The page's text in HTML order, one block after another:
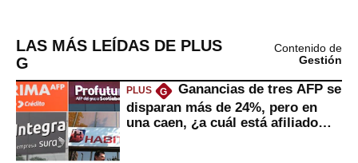
LAS MÁS LEÍDAS DE PLUS
G
Contenido de
Gestión
PLUS G
Ganancias de tres AFP se
disparan más de 24%, pero en
una caen, ¿a cuál está afiliado